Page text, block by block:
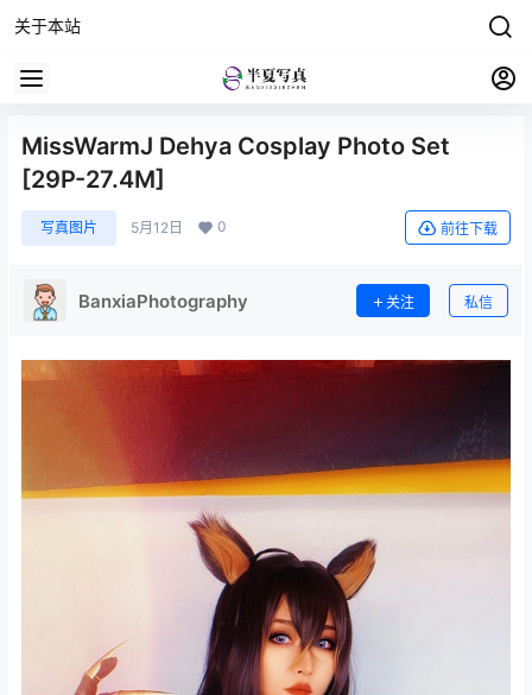
关于本站
MissWarmJ Dehya Cosplay Photo Set
[29P-27.4M]
写真图片 5月12日 0 前往下载
BanxiaPhotography 关注 私信